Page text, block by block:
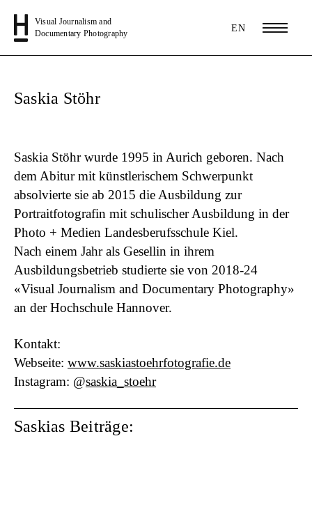
Visual Journalism and
Documentary Photography
EN
Saskia Stöhr
Saskia Stöhrwurde 1995 in Aurich geboren. Nach
dem Abitur mit künstlerischem Schwerpunkt
absolvierte sie ab 2015 die Ausbildung zur
Portraitfotografin mit schulischer Ausbildung in der
Photo + Medien Landesberufsschule Kiel.
Nach einem Jahr als Gesellin in ihrem
Ausbildungsbetrieb studierte sie von 2018-24
«Visual Journalism and Documentary Photography»
an der Hochschule Hannover.
Kontakt:
Webseite: www.saskiastoehrfotografie.de
Instagram: @saskia_stoehr
Saskias Beiträge: